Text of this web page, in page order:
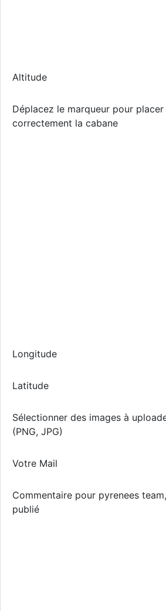
Altitude
Déplacez le marqueur pour placer
correctement la cabane
Longitude
Latitude
Sélectionner des images à
(PNG, JPG)
Votre Mail
Commentaire pour pyrenees
publié